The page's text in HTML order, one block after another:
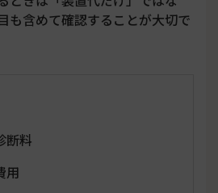
も含めて確認することが大切で
断料
用